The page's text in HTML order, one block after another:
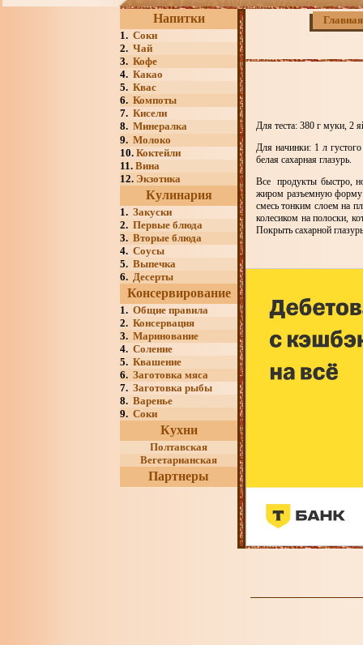
Напитки
1. Соки
2. Чай
3. Кофе
4. Какао
5. Квас
6. Компоты
7. Кисели
8. Минералка
9. Молоко
10. Коктейли
11. Вина
12. Экзотика
Кулинария
1. Закуски
2. Первые блюда
3. Вторые блюда
4. Соусы
5. Выпечка
6. Десерты
Консервирование
1. Общие правила
2. Консервация
3. Маринование
4. Соление
5. Квашение
6. Заготовка мяса
7. Заготовка рыбы
8. Варенье
9. Соки
Кухни
Полтавская
Вегетарианская
Партнеры
Главная
Для теста: 380 г муки, 2
Для начинки: 1 л
белая сахарная глазурь.
Все продукты быстро,
жиром разъемную форму
смесь тонким слоем на
колесиком на полоски,
Покрыть сахарной